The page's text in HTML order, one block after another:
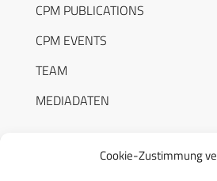
Cookie-Zustimmung
CPM PUBLICATIONS
CPM EVENTS
TEAM
MEDIADATEN